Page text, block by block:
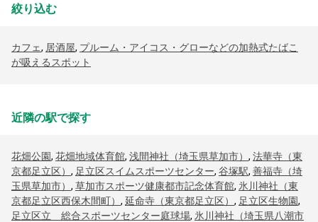
絞り込む
カフェ, 居酒屋, プルーム・アイコス・グローなどの加熱式たばこ
が吸えるスポット
近隣の駅で探す
花畑公園, 花畑地域体育館, 浅間神社（埼玉県草加市） , 法華寺（東
京都足立区） , 足立区スイムスポーツセンター, 谷塚駅, 善福寺（埼
玉県草加市） , 草加市スポーツ健康都市記念体育館, 氷川神社（東
京都足立区西保木間町） , 延命寺（東京都足立区） , 足立区生物園,
足立区立 総合スポーツセンター庭球場, 氷川神社（埼玉県八潮市